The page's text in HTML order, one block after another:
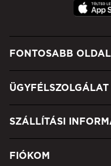
FONTOSABB
ÜGYFÉLSZOLGÁLAT
SZÁLLÍTÁSI
FIÓKOM